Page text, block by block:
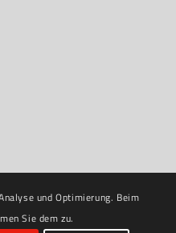
und Optimierung. Beim
Sie dem zu.